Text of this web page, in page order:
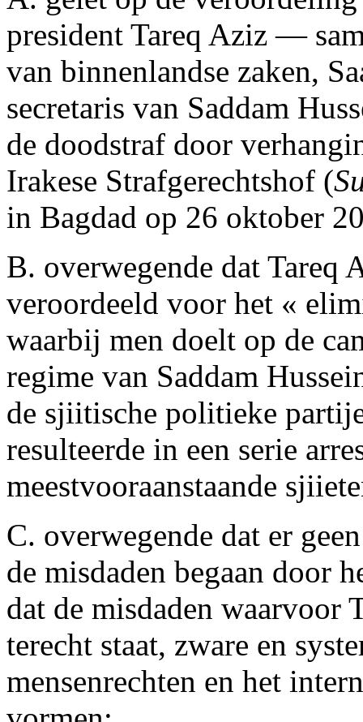
president Tareq Aziz —
van binnenlandse zaken,
secretaris van Saddam
de doodstraf door
Irakese Strafgerechtshof (
in Bagdad op 26 oktober
B. overwegende dat Tareq
veroordeeld voor het «
waarbij men doelt op de
regime van Saddam
de sjiitische politieke
resulteerde in een serie
meestvooraanstaande
C. overwegende dat er
de misdaden begaan door
dat de misdaden waarvoor
terecht staat, zware en
mensenrechten en het